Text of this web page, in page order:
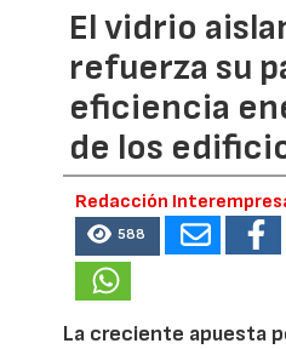
El vidrio
refuerza su
eficiencia
de los
Redacción
588
La creciente apuesta